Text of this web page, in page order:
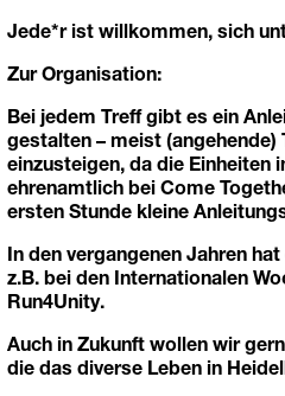
Jede*r ist willkommen, sich
Zur Organisation:
Bei jedem Treff gibt es ein
gestalten – meist
einzusteigen, da die Einheiten
ehrenamtlich bei Come
ersten Stunde kleine
In den vergangenen Jahren
z.B. bei den Internationalen
Run4Unity.
Auch in Zukunft wollen wir
die das diverse Leben in